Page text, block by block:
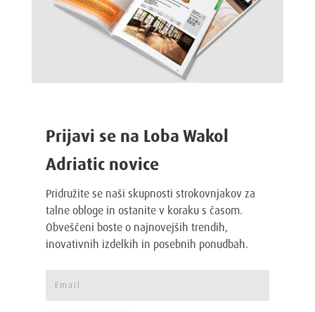
Prijavi se na Loba Wakol
Adriatic novice
Pridružite se naši skupnosti strokovnjakov za
talne obloge in ostanite v koraku s časom.
Obveščeni boste o najnovejših trendih,
inovativnih izdelkih in posebnih ponudbah.